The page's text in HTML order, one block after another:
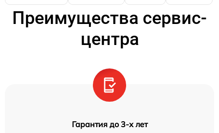
Преимущества сервис-
центра
Гарантия до 3-х лет